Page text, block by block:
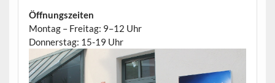
Öffnungszeiten
Montag – Freitag: 9–12 Uhr
Donnerstag: 15-19 Uhr